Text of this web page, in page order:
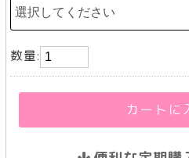
数量:
カートに